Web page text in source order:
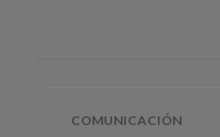
COMUNICACIÓN